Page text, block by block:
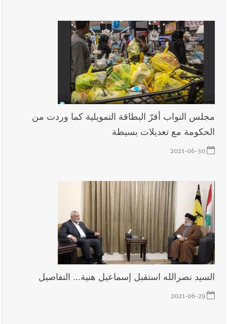
مجلس النواب أقرّ البطاقة التمويلية كما وردت من
الحكومة مع تعديلات بسيطة
2021-06-30
السيد نصرالله استقبل إسماعيل هنية... التفاصيل
2021-06-29